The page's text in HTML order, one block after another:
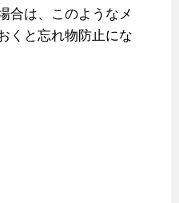
合は、このようなメ
くと忘れ物防止にな